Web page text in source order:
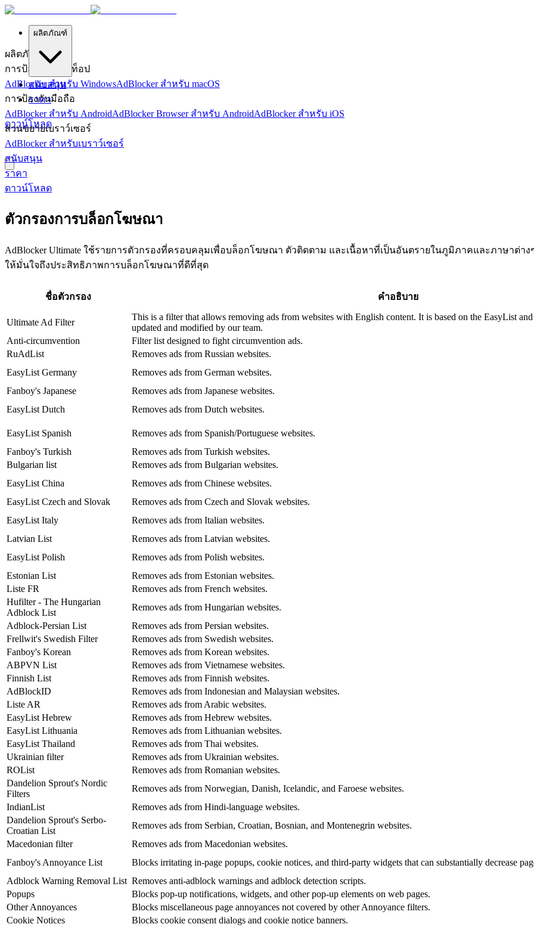
ผลิตภัณฑ์
สนับสนุน
ราคา
ดาวน์โหลด
ผลิตภัณฑ์
การป้องกันเดสก์ท็อป
AdBlocker สำหรับ WindowsAdBlocker สำหรับ macOS
การป้องกันมือถือ
AdBlocker สำหรับ AndroidAdBlocker Browser สำหรับ AndroidAdBlocker สำหรับ iOS
ส่วนขยายเบราว์เซอร์
AdBlocker สำหรับเบราว์เซอร์
สนับสนุน
ราคา
ดาวน์โหลด
ตัวกรองการบล็อกโฆษณา
AdBlocker Ultimate ใช้รายการตัวกรองที่ครอบคลุมเพื่อบล็อกโฆษณา ตัวติดตาม และเนื้อหาที่เป็นอันตรายในภูมิภาคและภาษาต่า
ให้มั่นใจถึงประสิทธิภาพการบล็อกโฆษณาที่ดีที่สุด
ชื่อตัวกรอง คำอธิบาย
Ultimate Ad Filter
This is a filter that allows removing ads from websites with English content. It is based on the EasyList
updated and modified by our team.
Anti-circumvention
Filter list designed to fight circumvention ads.
RuAdList
Removes ads from Russian websites.
EasyList Germany
Removes ads from German websites.
Fanboy's Japanese
Removes ads from Japanese websites.
EasyList Dutch
Removes ads from Dutch websites.
EasyList Spanish
Removes ads from Spanish/Portuguese websites.
Fanboy's Turkish
Removes ads from Turkish websites.
Bulgarian list
Removes ads from Bulgarian websites.
EasyList China
Removes ads from Chinese websites.
EasyList Czech and Slovak
Removes ads from Czech and Slovak websites.
EasyList Italy
Removes ads from Italian websites.
Latvian List
Removes ads from Latvian websites.
EasyList Polish
Removes ads from Polish websites.
Estonian List
Removes ads from Estonian websites.
Liste FR
Removes ads from French websites.
Hufilter - The Hungarian
Adblock List
Removes ads from Hungarian websites.
Adblock-Persian List
Removes ads from Persian websites.
Frellwit's Swedish Filter
Removes ads from Swedish websites.
Fanboy's Korean
Removes ads from Korean websites.
ABPVN List
Removes ads from Vietnamese websites.
Finnish List
Removes ads from Finnish websites.
AdBlockID
Removes ads from Indonesian and Malaysian websites.
Liste AR
Removes ads from Arabic websites.
EasyList Hebrew
Removes ads from Hebrew websites.
EasyList Lithuania
Removes ads from Lithuanian websites.
EasyList Thailand
Removes ads from Thai websites.
Ukrainian filter
Removes ads from Ukrainian websites.
ROList
Removes ads from Romanian websites.
Dandelion Sprout's Nordic
Filters
Removes ads from Norwegian, Danish, Icelandic, and Faroese websites.
IndianList
Removes ads from Hindi-language websites.
Dandelion Sprout's Serbo-
Croatian List
Removes ads from Serbian, Croatian, Bosnian, and Montenegrin websites.
Macedonian filter
Removes ads from Macedonian websites.
Fanboy's Annoyance List
Blocks irritating in-page popups, cookie notices, and third-party widgets that can substantially decrease
Adblock Warning Removal List Removes anti-adblock warnings and adblock detection scripts.
Popups
Blocks pop-up notifications, widgets, and other pop-up elements on web pages.
Other Annoyances
Blocks miscellaneous page annoyances not covered by other Annoyance filters.
Cookie Notices
Blocks cookie consent dialogs and cookie notice banners.